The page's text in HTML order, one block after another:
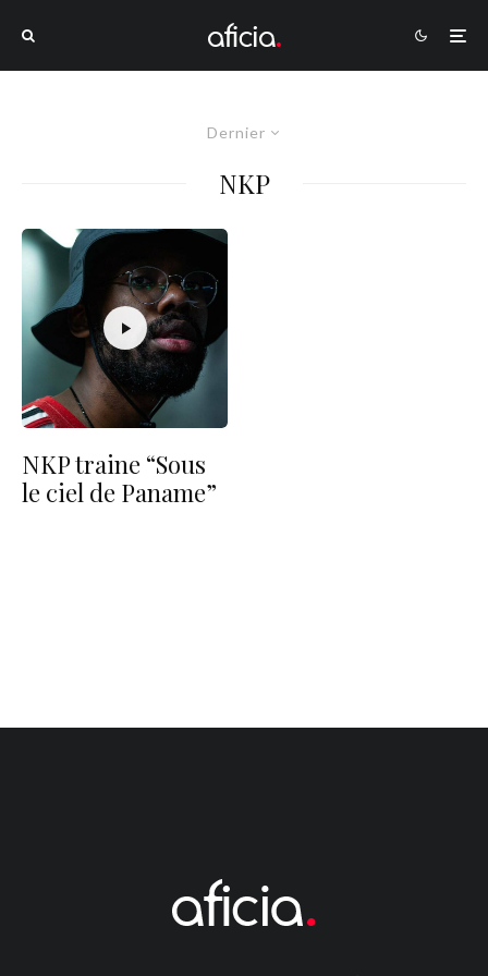
Dernier
NKP
NKP traine “Sous
le ciel de Paname”